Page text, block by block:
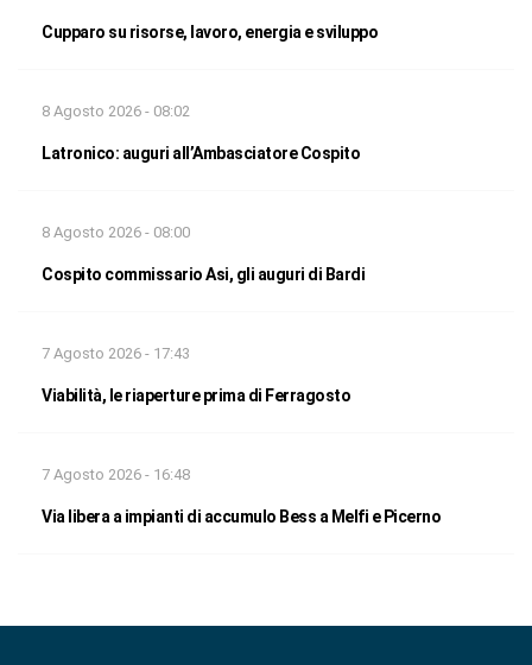
Cupparo su risorse, lavoro, energia e sviluppo
8 Agosto 2026 - 08:02
Latronico: auguri all’Ambasciatore Cospito
8 Agosto 2026 - 08:00
Cospito commissario Asi, gli auguri di Bardi
7 Agosto 2026 - 17:43
Viabilità, le riaperture prima di Ferragosto
7 Agosto 2026 - 16:48
Via libera a impianti di accumulo Bess a Melfi e Picerno